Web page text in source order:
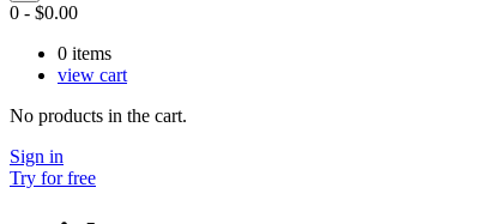
0 - $0.00
0 items
view cart
No products in the cart.
Sign in
Try for free